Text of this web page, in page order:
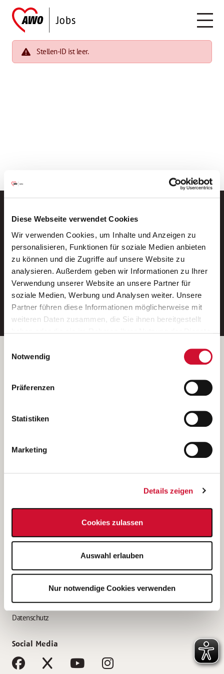
Diese Webseite verwendet Cookies
Wir verwenden Cookies, um Inhalte und Anzeigen zu
personalisieren, Funktionen für soziale Medien anbieten
zu können und die Zugriffe auf unsere Website zu
analysieren. Außerdem geben wir Informationen zu Ihrer
Verwendung unserer Website an unsere Partner für
soziale Medien, Werbung und Analysen weiter. Unsere
Partner führen diese Informationen möglicherweise mit
weiteren Daten zusammen, die Sie ihnen bereitgestellt
Wenn Sie auf „Cookies zulassen“ klicken, so stimmen
Sie der Speicherung sämtlicher Cookies zu. Sie können
Ihre Einwilligung selbstverständlich jederzeit widerrufen,
indem Sie die Cookie-Einstellungen aufrufen und diese
unsererDatenschutzerklärung
Notwendig
Präferenzen
Statistiken
Marketing
Details zeigen
Cookies zulassen
Auswahl erlauben
Nur notwendige Cookies verwenden
Stellen-ID ist leer.
Neue Stellen per E-Mail.
Ein kostenloser Service von AWO
Jobs.
E-Mail-Adresse eintragen
Betreiber der Webseite
Kantstraße 45a
(Ein Tochterunternehmen des AWO Bezirksverbandes Unterfranken
e.V.)
Bewerbung als Altenpflegehelfer*in
Bewerbung als Erzieher*in
AWO Gliederungen nach Bundesland
Impressum
Datenschutz
Social Media